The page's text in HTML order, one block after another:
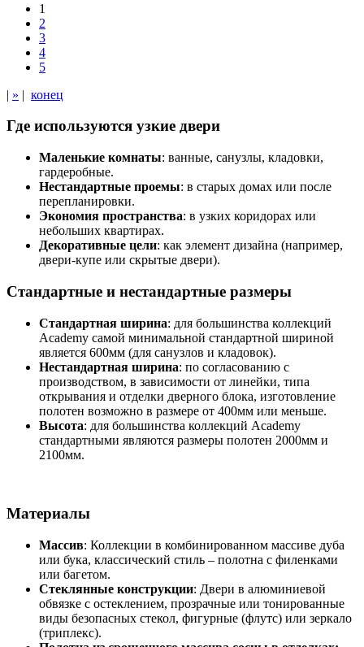
1
2
3
4
5
| » | конец
Где используются узкие двери
Маленькие комнаты: ванные, санузлы, кладовки,
гардеробные.
Нестандартные проемы: в старых домах или после
перепланировки.
Экономия пространства: в узких коридорах или
небольших квартирах.
Декоративные цели: как элемент дизайна (например,
двери-купе или скрытые двери).
Стандартные и нестандартные размеры
Стандартная ширина: для большинства коллекций
Academy самой минимальной стандартной шириной
является 600мм (для санузлов и кладовок).
Нестандартная ширина: по согласованию с
производством, в зависимости от линейки, типа
открывания и отделки дверного блока, изготовление
полотен возможно в размере от 400мм или меньше.
Высота: для большинства коллекций Academy
стандартными являются размеры полотен 2000мм и
2100мм.
Материалы
Массив: Коллекции в комбинированном массиве дуба
или бука, классический стиль – полотна с филенками
или багетом.
Стеклянные конструкции: Двери в алюминиевой
обвязке с остеклением, прозрачные или тонированные
виды безопасных стекол, фигурные (флутс) или зеркало
(триплекс).